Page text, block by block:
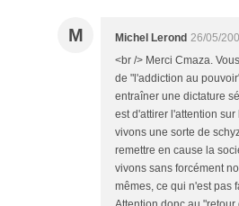
M Michel Lerond 26/05/
<br /> Merci Cmaza.
de "l'addiction au
entraîner une dictature
est d'attirer l'attention
vivons une sorte de
remettre en cause la
vivons sans forcément
mêmes, ce qui n'est pas